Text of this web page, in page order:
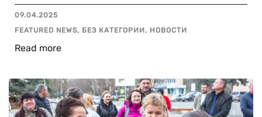
09.04.2025
FEATURED NEWS, БЕЗ КАТЕГОРИИ, НОВОСТИ
Read more